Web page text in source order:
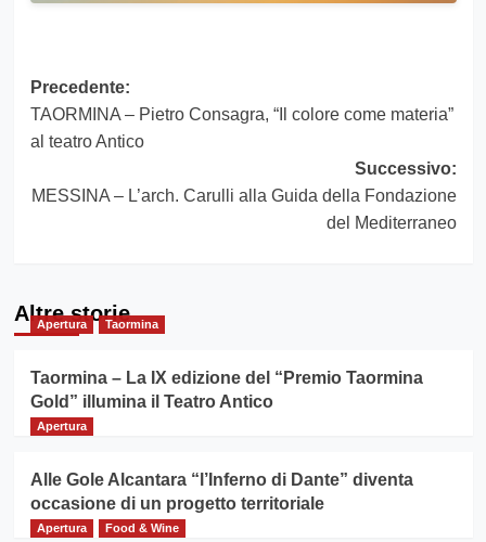
Navigazione
articolo
Precedente:
TAORMINA – Pietro Consagra, “Il colore come materia”
al teatro Antico
Successivo:
MESSINA – L’arch. Carulli alla Guida della Fondazione
del Mediterraneo
Altre storie
Apertura Taormina
Taormina – La IX edizione del “Premio Taormina
Gold” illumina il Teatro Antico
Apertura
Alle Gole Alcantara “l’Inferno di Dante” diventa
occasione di un progetto territoriale
Apertura Food & Wine